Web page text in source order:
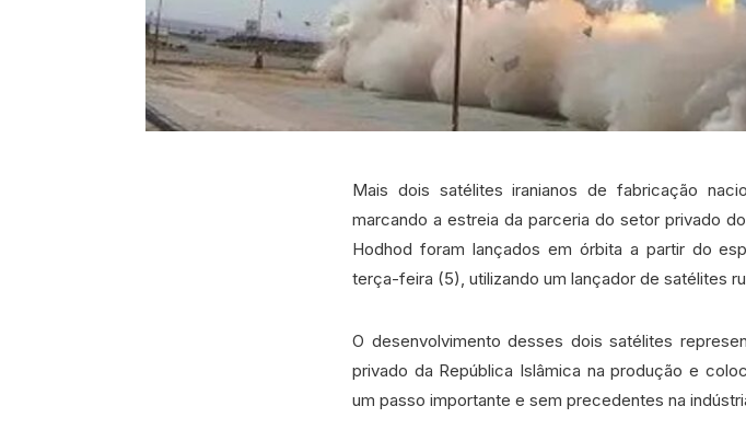
Mais dois satélites iranianos de fabricação
marcando a estreia da parceria do setor privado
Hodhod foram lançados em órbita a partir do
terça-feira (5), utilizando um lançador de satélites
O desenvolvimento desses dois satélites
privado da República Islâmica na produção e
um passo importante e sem precedentes na